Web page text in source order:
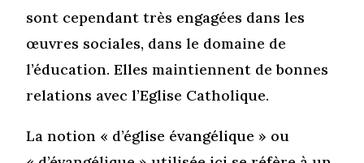
sont cependant très engagées dans les
œuvres sociales, dans le domaine de
l’éducation. Elles maintiennent de bonnes
relations avec l’Eglise Catholique.
La notion « d’église évangélique » ou